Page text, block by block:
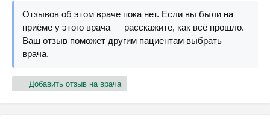
Отзывов об этом враче пока нет. Если вы были на
приёме у этого врача — расскажите, как всё прошло.
Ваш отзыв поможет другим пациентам выбрать
врача.
Добавить отзыв на врача